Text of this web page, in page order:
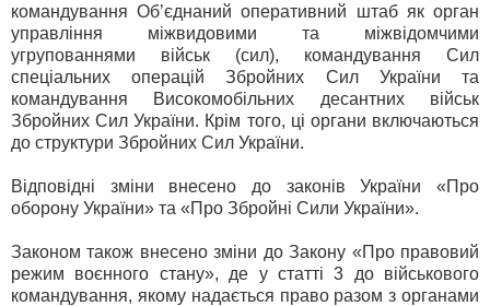
командування Об’єднаний оперативний штаб як орган
управління міжвидовими та міжвідомчими
угрупованнями військ (сил), командування Сил
спеціальних операцій Збройних Сил України та
командування Високомобільних десантних військ
Збройних Сил України. Крім того, ці органи включаються
до структури Збройних Сил України.
Відповідні зміни внесено до законів України «Про
оборону України» та «Про Збройні Сили України».
Законом також внесено зміни до Закону «Про правовий
режим воєнного стану», де у статті 3 до військового
командування, якому надається право разом з органами